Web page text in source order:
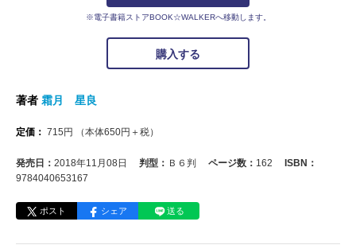
※電子書籍ストアBOOK☆WALKERへ移動します。
購入する
著者 霜月 星良
定価： 715 円 （本体650円＋税）
発売日： 2018年11月08日 判型： Ｂ６判 ページ数： 162
ISBN：
9784040653167
ポスト シェア 送る